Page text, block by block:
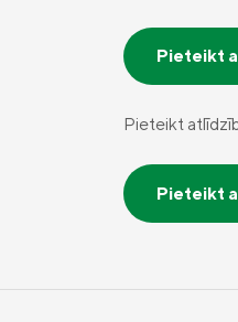
Pieteikt
Pieteikt
Pieteikt